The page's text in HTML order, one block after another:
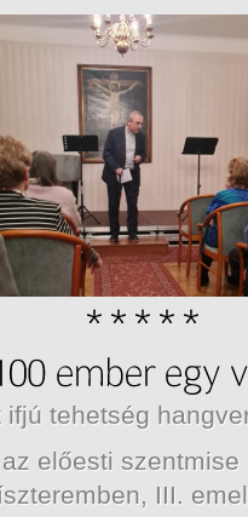
ifjú tehetség
az előesti szentmise
III.